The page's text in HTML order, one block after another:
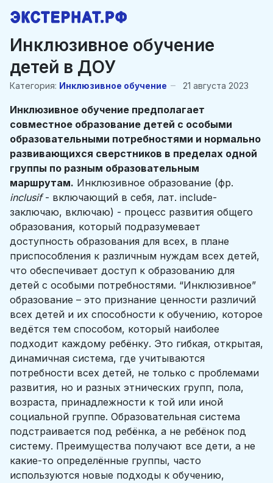
Инклюзивное обучение
детей в ДОУ
Категория: Инклюзивное обучение 21 августа 2023
Инклюзивное обучение предполагает
совместное образование детей с особыми
образовательными потребностями и нормально
развивающихся сверстников в пределах одной
группы по разным образовательным
маршрутам. Инклюзивное образование (фр.
inclusif- включающий в себя, лат. include-
заключаю, включаю) - процесс развития общего
образования, который подразумевает
доступность образования для всех, в плане
приспособления к различным нуждам всех детей,
что обеспечивает доступ к образованию для
детей с особыми потребностями. “Инклюзивное”
образование – это признание ценности различий
всех детей и их способности к обучению, которое
ведётся тем способом, который наиболее
подходит каждому ребёнку. Это гибкая, открытая,
динамичная система, где учитываются
потребности всех детей, не только с проблемами
развития, но и разных этнических групп, пола,
возраста, принадлежности к той или иной
социальной группе. Образовательная система
подстраивается под ребёнка, а не ребёнок под
систему. Преимущества получают все дети, а не
какие-то определённые группы, часто
используются новые подходы к обучению,